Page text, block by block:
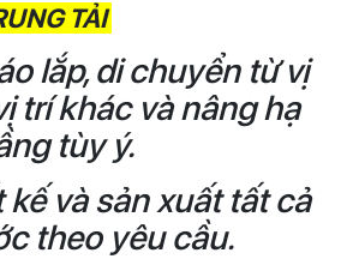
TẢI
lắp, di chuyển từ vị
trí khác và nâng hạ
tùy ý.
kế và sản xuất tất cả
theo yêu cầu.